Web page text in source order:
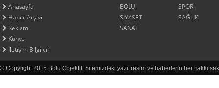
Anasayfa
Haber Arşivi
Reklam
Künye
İletişim Bilgileri
BOLU
SPOR
SİYASET
SAĞLIK
SANAT
© Copyright 2015 Bolu Objektif. Sitemizdeki yazı, resim ve haberlerin her hakkı